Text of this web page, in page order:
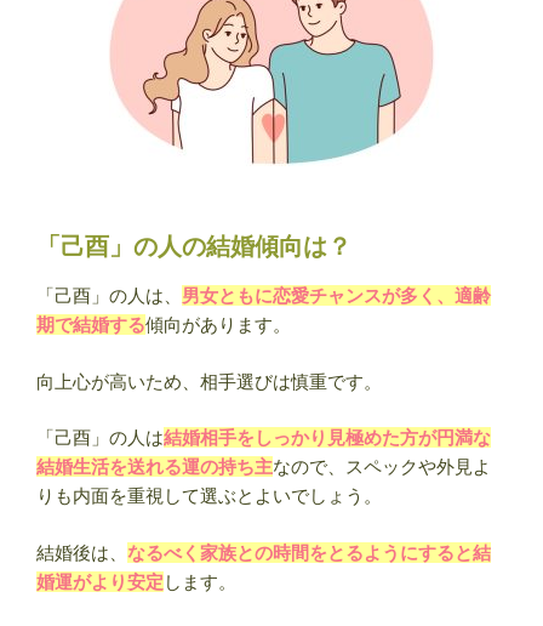
「己酉」の人の結婚傾向は？
「己酉」の人は、 男女ともに恋愛チャンスが多く、適齢
期で結婚する傾向があります。
向上心が高いため、相手選びは慎重です。
「己酉」の人は結婚相手をしっかり見極めた方が円満な
結婚生活を送れる運の持ち主なので、スペックや外見よ
りも内面を重視して選ぶとよいでしょう。
結婚後は、 なるべく家族との時間をとるようにすると結
婚運がより安定 します。